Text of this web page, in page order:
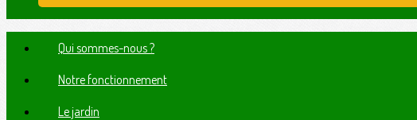
Qui sommes-nous ?
Notre fonctionnement
Le jardin